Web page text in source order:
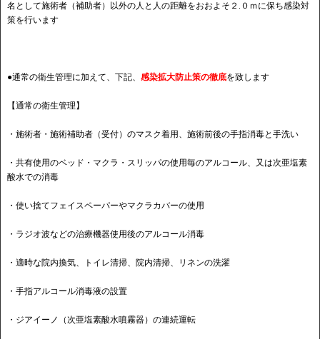
名として施術者（補助者）以外の人と人の距離をおおよそ２.０ｍに保ち感染対
策を行います
●通常の衛生管理に加えて、下記、 感染拡大防止策の徹底を致します
【通常の衛生管理】
・施術者・施術補助者（受付）のマスク着用、施術前後の手指消毒と手洗い
・共有使用のベッド・マクラ・スリッパの使用毎のアルコール、又は次亜塩素
酸水での消毒
・使い捨てフェイスペーパーやマクラカバーの使用
・ラジオ波などの治療機器使用後のアルコール消毒
・適時な院内換気、トイレ清掃、院内清掃、リネンの洗濯
・手指アルコール消毒液の設置
・ジアイーノ（次亜塩素酸水噴霧器）の連続運転